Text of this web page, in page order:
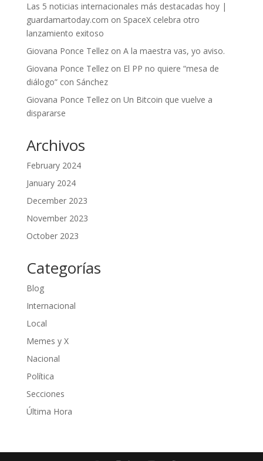
Las 5 noticias internacionales más destacadas hoy |
guardamartoday.com on SpaceX celebra otro
lanzamiento exitoso
Giovana Ponce Tellezon A la maestra vas, yo aviso.
Giovana Ponce Tellezon El PP no quiere “mesa de
diálogo” con Sánchez
Giovana Ponce Tellezon Un Bitcoin que vuelve a
dispararse
Archivos
February 2024
January 2024
December 2023
November 2023
October 2023
Categorías
Blog
Internacional
Local
Memes y X
Nacional
Política
Secciones
Última Hora